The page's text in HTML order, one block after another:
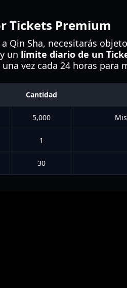
Tickets Premium
Qin Sha, necesitarás
un límite diario de un
vez cada 24 horas
Cantidad
5,000
1
30